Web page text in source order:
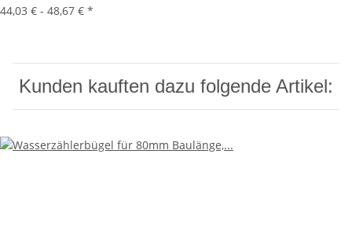
44,03 € - 48,67 € *
Kunden kauften dazu folgende Artikel: